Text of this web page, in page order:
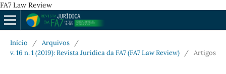
FA7 Law Review
Início / Arquivos
/
v. 16 n. 1 (2019): Revista Jurídica da FA7 (FA7 Law Review)
/ Artigos